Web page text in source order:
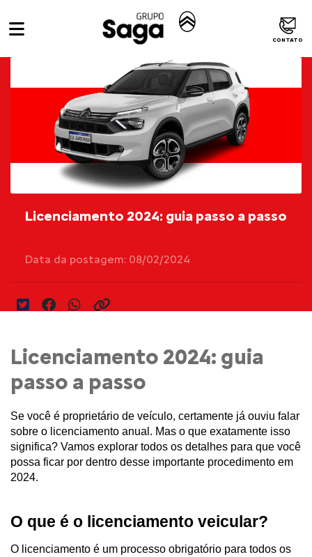
CONTATO
Licenciamento 2024: guia passo a passo
Data da postagem: 08/02/2024
Licenciamento 2024: guia
passo a passo
Se você é proprietário de veículo, certamente já ouviu falar
sobre o licenciamento anual. Mas o que exatamente isso
significa? Vamos explorar todos os detalhes para que você
possa ficar por dentro desse importante procedimento em
2024.
O que é o licenciamento veicular?
O licenciamento é um processo obrigatório para todos os